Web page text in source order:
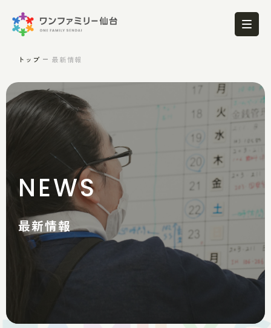
トップ 最新情報
NEWS
最新情報